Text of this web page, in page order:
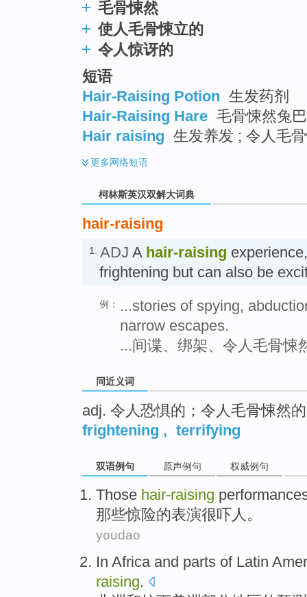
毛骨悚然
使人毛骨悚立的
令人惊讶的
短语
Hair-Raising Potion 生发药剂
Hair-Raising Hare 毛骨悚然兔
Hair raising 生发养发 ; 令人毛
更多网络短语
柯林斯英汉双解大词典
hair-raising
1. ADJ A hair-raising
frightening but can also be
例：
...stories of spying,
narrow escapes.
...间谍、绑架、令人毛骨悚
同近义词
adj. 令人恐惧的；令人毛骨悚然的
frightening , terrifying
双语例句 原声例句 权威例句
Those hair-raising
那些惊险的表演很吓人。
youdao
In Africa and parts of Latin
raising.